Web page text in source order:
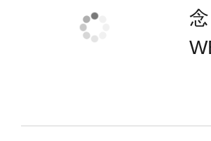
ードが回転、ケレン味
しみ頂けます。
グリップBを組み合わ